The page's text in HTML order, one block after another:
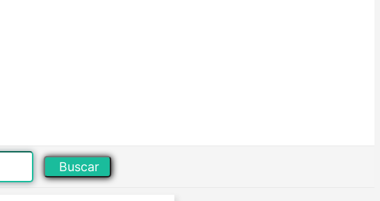
Buscar